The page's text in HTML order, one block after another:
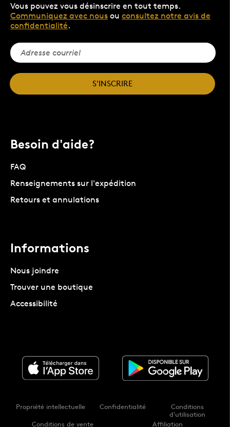
Vous pouvez vous désinscrire en tout temps.
Communiquez avec nous ou consultez notre avis de
confidentialité.
S'INSCRIRE
Besoin d'aide?
FAQ
Renseignements sur l'expédition
Retours et annulations
Informations
Nous joindre
Trouver une boutique
Accessibilité
Propriété intellectuelle Confidentialité
Conditions
d'utilisation
Conditions de vente
Affiliation